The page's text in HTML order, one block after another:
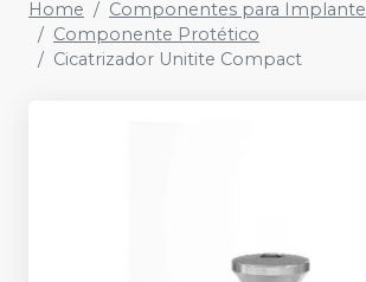
Home
Componentes para Implante
Componente Protético
Cicatrizador Unitite Compact